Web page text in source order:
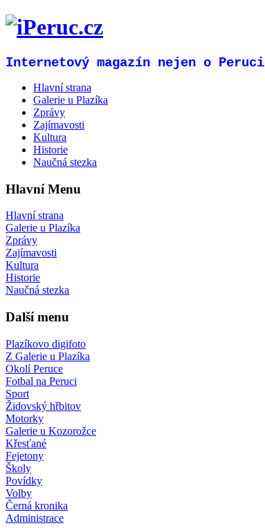
Internetový magazín nejen o Peruci
Hlavní strana
Galerie u Plazíka
Zprávy
Zajímavosti
Kultura
Historie
Naučná stezka
Hlavní Menu
Hlavní strana
Galerie u Plazíka
Zprávy
Zajímavosti
Kultura
Historie
Naučná stezka
Další menu
Plazíkovo digifoto
Z Galerie u Plazíka
Okolí Peruce
Fotbal na Peruci
Sport
Židovský hřbitov
Motorky
Galerie u Kozorožce
Křesťané
Fejetony
Školy
Povídky
Volby
Černá kronika
Administrace